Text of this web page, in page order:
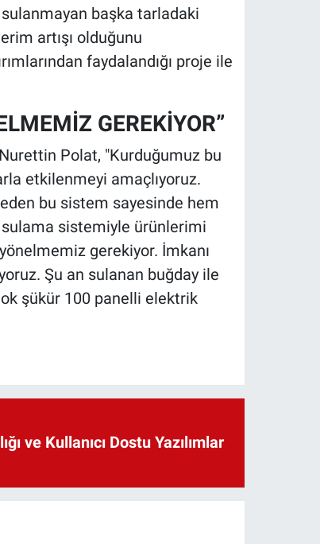
başka tarladaki
artışı olduğunu
faydalandığı proje ile
GEREKİYOR”
Polat, "Kurduğumuz bu
etkilenmeyi amaçlıyoruz.
bu sistem sayesinde hem
sistemiyle ürünlerimi
gerekiyor. İmkanı
Şu an sulanan buğday ile
şükür 100 panelli elektrik
ve Kullanıcı Dostu Yazılımlar